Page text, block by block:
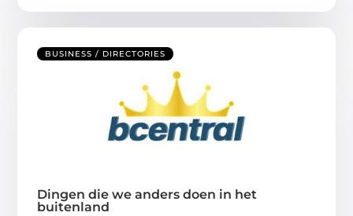
BUSINESS / DIRECTORIES
Dingen die we anders doen in het
buitenland